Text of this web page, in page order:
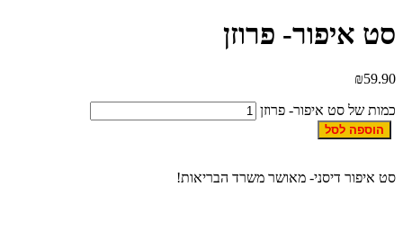
סט איפור- פרוזן
₪59.90
כמות של סט איפור- פרוזן
הוספה לסל
סט איפור דיסני- מאושר משרד הבריאות!